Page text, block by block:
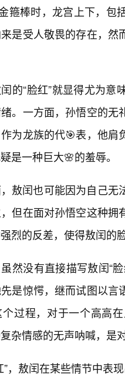
箍棒时，龙宫上下，
是受人敬畏的存在，
的“脸红”就显得尤为
。一方面，孙悟空的
为龙族的代🎯表，他
是一种巨大🌸的羞辱。
敖闰也可能因为自己
但在面对孙悟空这种
烈的反差，使得敖闰的
然没有直接描写敖闰“
是惊愕，继而试图以
过程，对于一个高高
杂情感的无声呐喊，是
”，敖闰在某些情节中表